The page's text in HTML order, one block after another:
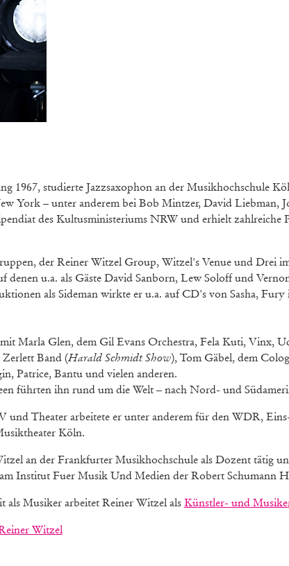
1967, studierte Jazzsaxophon an der Musikhochschule
York – unter anderem bei Bob Mintzer, David Liebman,
des Kultusministeriums NRW und erhielt zahlreiche
der Reiner Witzel Group, Witzel's Venue und Drei
denen u.a. als Gäste David Sanborn, Lew Soloff und
als Sideman wirkte er u.a. auf CD's von Sasha, Fury
Marla Glen, dem Gil Evans Orchestra, Fela Kuti, Vinx,
Band (Harald Schmidt Show), Tom Gäbel, dem
Patrice, Bantu und vielen anderen.
führten ihn rund um die Welt – nach Nord- und
Theater arbeitete er unter anderem für den WDR,
Köln.
an der Frankfurter Musikhochschule als Dozent tätig
am Institut Fuer Musik Und Medien der Robert Schumann
als Musiker arbeitet Reiner Witzel als Künstler- und
Witzel